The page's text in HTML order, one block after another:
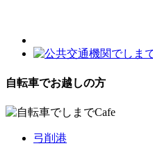
自転車でお越しの方
弓削港